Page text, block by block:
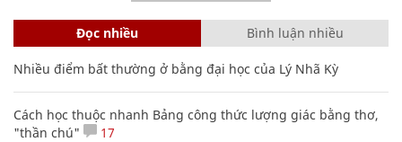
Đọc nhiều Bình luận nhiều
Nhiều điểm bất thường ở bằng đại học của Lý Nhã Kỳ
Cách học thuộc nhanh Bảng công thức lượng giác bằng thơ,
"thần chú"
17